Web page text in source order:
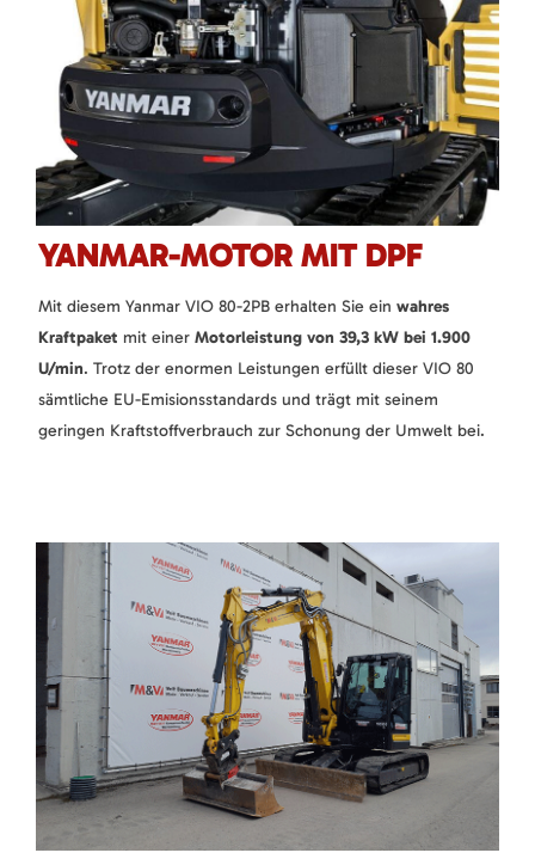
YANMAR-MOTOR MIT DPF
Mit diesem Yanmar VIO 80-2PB erhalten Sie ein wahres
Kraftpaket mit einer Motorleistung von 39,3 kW bei 1.900
U/min. Trotz der enormen Leistungen erfüllt dieser VIO 80
sämtliche EU-Emisionsstandards und trägt mit seinem
geringen Kraftstoffverbrauch zur Schonung der Umwelt bei.